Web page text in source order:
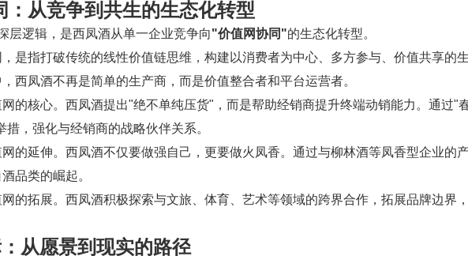
：从竞争到共生的生态化转型
层逻辑，是西凤酒从单一企业竞争向"价值网协同"的生态化转型。
是指打破传统的线性价值链思维，构建以消费者为中心、多方参与、价值共享的
西凤酒不再是简单的生产商，而是价值整合者和平台运营者。
网的核心。西凤酒提出"绝不单纯压货"，而是帮助经销商提升终端动销能力。通过"
措，强化与经销商的战略伙伴关系。
网的延伸。西凤酒不仅要做强自己，更要做火凤香。通过与柳林酒等凤香型企业的
品类的崛起。
网的拓展。西凤酒积极探索与文旅、体育、艺术等领域的跨界合作，拓展品牌边界
从愿景到现实的路径